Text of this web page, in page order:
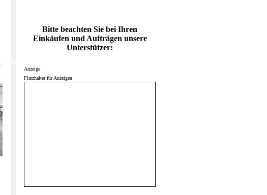
Bitte beachten Sie bei Ihren
Einkäufen und Aufträgen unsere
Unterstützer:
Anzeige
Platzhalter für Anzeigen